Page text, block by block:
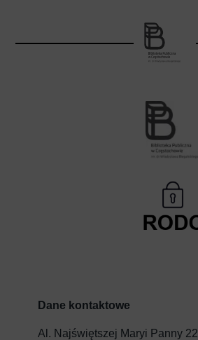
Dane kontaktowe
Al. Najświętszej Maryi Panny 22